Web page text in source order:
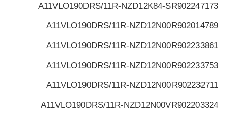
R902247173
A11VLO190DRS/11R-NZD12K84-S
R902014789
A11VLO190DRS/11R-NZD12N00
R902233861
A11VLO190DRS/11R-NZD12N00
R902233753
A11VLO190DRS/11R-NZD12N00
R902232711
A11VLO190DRS/11R-NZD12N00
R902203324
A11VLO190DRS/11R-NZD12N00V